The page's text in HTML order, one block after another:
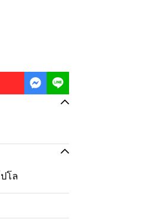
โล